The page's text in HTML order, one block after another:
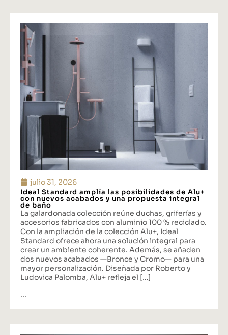
julio 31, 2026
Ideal Standard amplía las posibilidades de Alu+
con nuevos acabados y una propuesta integral
de baño
La galardonada colección reúne duchas, griferías y
accesorios fabricados con aluminio 100 % reciclado.
Con la ampliación de la colección Alu+, Ideal
Standard ofrece ahora una solución integral para
crear un ambiente coherente. Además, se añaden
dos nuevos acabados —Bronce y Cromo— para una
mayor personalización. Diseñada por Roberto y
Ludovica Palomba, Alu+ refleja el […]
...